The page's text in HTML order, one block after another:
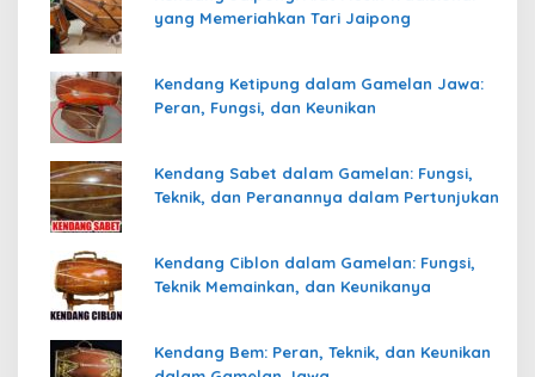
yang Memeriahkan Tari Jaipong
Kendang Ketipung dalam Gamelan Jawa:
Peran, Fungsi, dan Keunikan
Kendang Sabet dalam Gamelan: Fungsi,
Teknik, dan Peranannya dalam Pertunjukan
Kendang Ciblon dalam Gamelan: Fungsi,
Teknik Memainkan, dan Keunikanya
Kendang Bem: Peran, Teknik, dan Keunikan